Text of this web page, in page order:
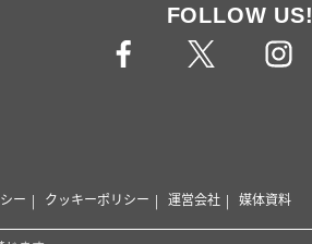
FOLLOW US!
ー クッキーポリシー 運営会社 媒体資料